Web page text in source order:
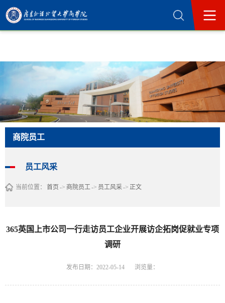
365英国上市公司(集团)官方网站-Official
商院员工
员工风采
当前位置： 首页 -> 商院员工-> 员工风采-> 正文
365英国上市公司一行走访员工企业开展访企拓岗促就业专项
调研
发布日期：2022-05-14 浏览量：